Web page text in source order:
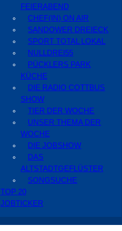
FEIERABEND
CHEF(IN) ON AIR
SANDOWER DREIECK
SPORT TOTAL LOKAL
NULLDREI55
PÜCKLERS PARK
KÜCHE
DIE RADIO COTTBUS
SHOW
TIER DER WOCHE
UNSER THEMA DER
WOCHE
DIE JOBSHOW
DAS
ALTSTADTGEFLÜSTER
SONGSUCHE
TOP 20
JOBTICKER